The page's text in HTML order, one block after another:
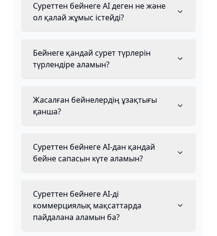
Суреттен бейнеге AI деген не және
ол қалай жұмыс істейді?
Бейнеге қандай сурет түрлерін
түрлендіре аламын?
Жасалған бейнелердің ұзақтығы
қанша?
Суреттен бейнеге AI-дан қандай
бейне сапасын күте аламын?
Суреттен бейнеге AI-ді
коммерциялық мақсаттарда
пайдалана аламын ба?